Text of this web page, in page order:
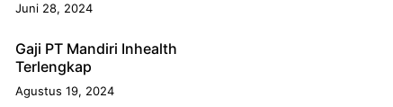
Juni 28, 2024
Gaji PT Mandiri Inhealth
Terlengkap
Agustus 19, 2024